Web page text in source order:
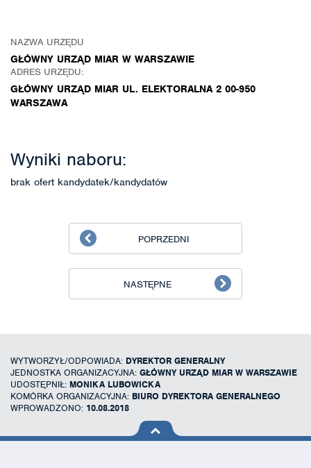
NAZWA URZĘDU
GŁÓWNY URZĄD MIAR W WARSZAWIE
ADRES URZĘDU:
GŁÓWNY URZĄD MIAR UL. ELEKTORALNA 2 00-950
WARSZAWA
Wyniki naboru:
brak ofert kandydatek/kandydatów
POPRZEDNI
NASTĘPNE
WYTWORZYŁ/ODPOWIADA: DYREKTOR GENERALNY
JEDNOSTKA ORGANIZACYJNA: GŁÓWNY URZĄD MIAR W WARSZAWIE
UDOSTĘPNIŁ: MONIKA LUBOWICKA
KOMÓRKA ORGANIZACYJNA: BIURO DYREKTORA GENERALNEGO
WPROWADZONO: 10.08.2018
na górę